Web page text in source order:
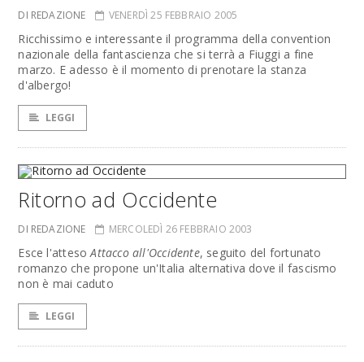
DI REDAZIONE VENERDÌ 25 FEBBRAIO 2005
Ricchissimo e interessante il programma della convention
nazionale della fantascienza che si terrà a Fiuggi a fine
marzo. E adesso è il momento di prenotare la stanza
d'albergo!
LEGGI
Ritorno ad Occidente
DI REDAZIONE MERCOLEDÌ 26 FEBBRAIO 2003
Esce l'attesoAttacco all'Occidente, seguito del fortunato
romanzo che propone un'Italia alternativa dove il fascismo
non è mai caduto
LEGGI